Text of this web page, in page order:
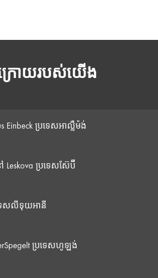
រោយរបស់យើង
Einbeck ប្រទេសអាល្លឺម៉ង់
Leskova ប្រទេសស៊ែប៊ី
ទេសលីទុយអានី
ប្រទេសហូឡង់